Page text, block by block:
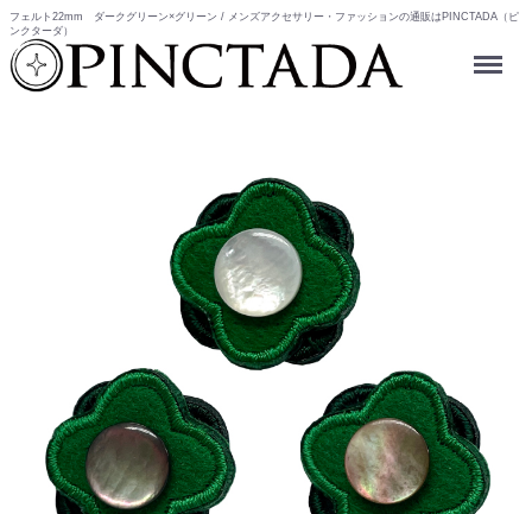
フェルト22mm ダークグリーン×グリーン / メンズアクセサリー・ファッションの通販はPINCTADA（ピ
ンクターダ）
Menu